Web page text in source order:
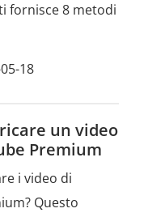
fornisce 8 metodi
18
un video
Premium
i video di
Questo